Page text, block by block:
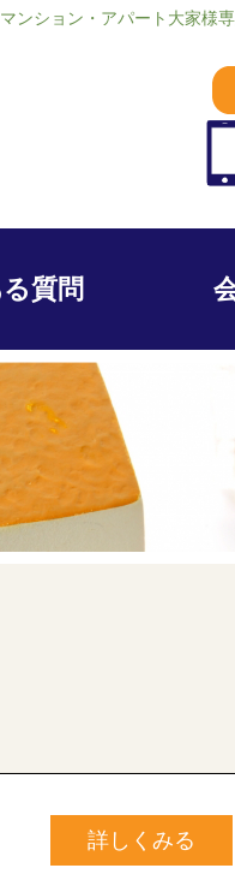
ション・アパート大家様
質問
詳しくみる